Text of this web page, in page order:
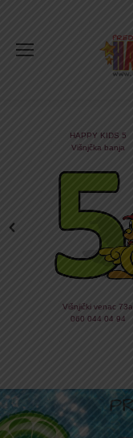
HAPPY KIDS 5
Višnjčka banja
Višnjički venac 73a
060 044 04 94